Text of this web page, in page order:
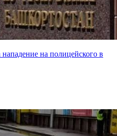
на полицейского в